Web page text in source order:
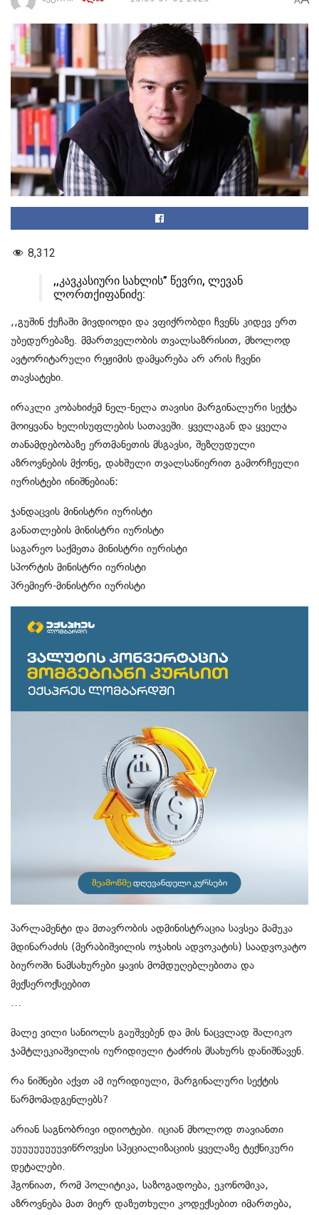
8,312
,,კავკასიური სახლის” წევრი, ლევან
ლორთქიფანიძე:
,,გუშინ ქუჩაში მივდიოდი და ვფიქრობდი ჩვენს კიდევ ერთ
უბედურებაზე. მმართველობის თვალსაზრისით, მხოლოდ
ავტორიტარული რეჟიმის დამყარება არ არის ჩვენი
თავსატეხი.
ირაკლი კობახიძემ ნელ-ნელა თავისი მარგინალური სექტა
მოიყვანა ხელისუფლების სათავეში. ყველაგან და ყველა
თანამდებობაზე ერთმანეთის მსგავსი, შეზღუდული
აზროვნების მქონე, დახშული თვალსაწიერით გამორჩეული
იურისტები ინიშნებიან:
ჯანდაცვის მინისტრი იურისტი
განათლების მინისტრი იურისტი
საგარეო საქმეთა მინისტრი იურისტი
სპორტის მინისტრი იურისტი
პრემიერ-მინისტრი იურისტი
პარლამენტი და მთავრობის ადმინისტრაცია სავსეა მამუკა
მდინარაძის (მერაბიშვილის ოჯახის ადვოკატის) საადვოკატო
ბიუროში ნამსახურები ყავის მომდუღებლებითა და
მექსეროქსეებით
…
მალე ვილი სანიოლს გაუშვებენ და მის ნაცვლად შალიკო
ჯამტლეკიაშვილის იურიდიული ტაძრის მსახურს დანიშნავენ.
რა ნიშნები აქვთ ამ იურიდიული, მარგინალური სექტის
წარმომადგენლებს?
არიან საგნობრივი იდიოტები. იციან მხოლოდ თავიანთი
უუუუუუუუუვიწროვესი სპეციალიზაციის ყველაზე ტექნიკური
დეტალები.
ჰგონიათ, რომ პოლიტიკა, საზოგადოება, ეკონომიკა,
აზროვნება მათ მიერ დაზუთხული კოდექსებით იმართება,